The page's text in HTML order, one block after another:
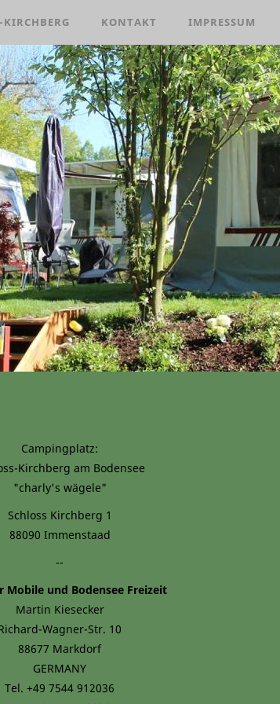
KONTAKT IMPRESSUM
Campingplatz:
Kirchberg am Bodensee
"charly's wägele"
Schloss Kirchberg 1
88090 Immenstaad
--
Mobile und Bodensee Freizeit
Martin Kiesecker
Wagner-Str. 10
88677 Markdorf
GERMANY
Tel. +49 7544 912036